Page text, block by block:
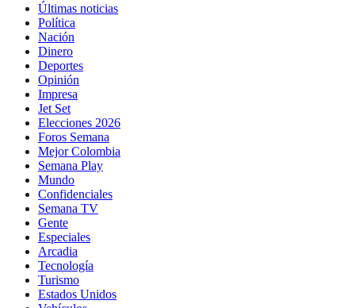
Últimas noticias
Política
Nación
Dinero
Deportes
Opinión
Impresa
Jet Set
Elecciones 2026
Foros Semana
Mejor Colombia
Semana Play
Mundo
Confidenciales
Semana TV
Gente
Especiales
Arcadia
Tecnología
Turismo
Estados Unidos